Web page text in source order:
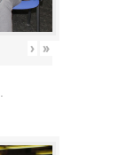
› »